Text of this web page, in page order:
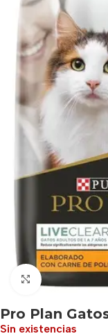
Haga clic
Pro Plan
Sin existencias